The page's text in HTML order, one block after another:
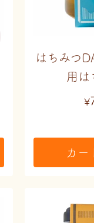
はちみつ
用は
¥
カー